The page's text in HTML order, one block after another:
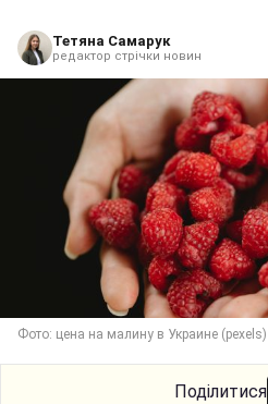
Тетяна Самарук
редактор стрічки новин
Фото: цена на малину в Украине (pexels)
Поділитися